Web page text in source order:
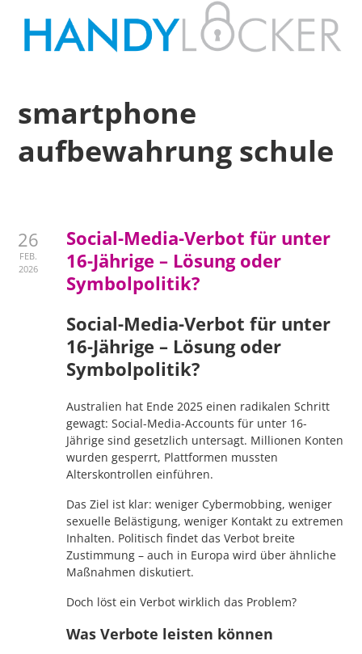
smartphone
aufbewahrung schule
26
FEB.
2026
Social-Media-Verbot für unter
16-Jährige – Lösung oder
Symbolpolitik?
Social-Media-Verbot für unter
16-Jährige – Lösung oder
Symbolpolitik?
Australien hat Ende 2025 einen radikalen Schritt
gewagt: Social-Media-Accounts für unter 16-
Jährige sind gesetzlich untersagt. Millionen Konten
wurden gesperrt, Plattformen mussten
Alterskontrollen einführen.
Das Ziel ist klar: weniger Cybermobbing, weniger
sexuelle Belästigung, weniger Kontakt zu extremen
Inhalten. Politisch findet das Verbot breite
Zustimmung – auch in Europa wird über ähnliche
Maßnahmen diskutiert.
Doch löst ein Verbot wirklich das Problem?
Was Verbote leisten können